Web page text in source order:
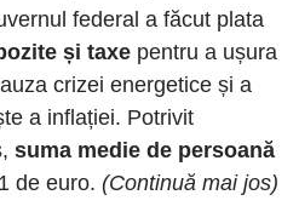
federal a făcut plata
și taxe pentru a ușura
crizei energetice și a
a inflației. Potrivit
suma medie de persoană
de euro. (Continuă mai jos)